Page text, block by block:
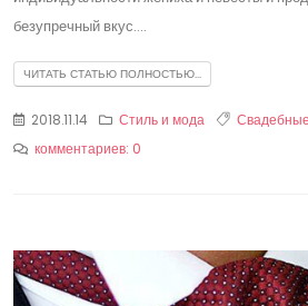
безупречный вкус....
ЧИТАТЬ СТАТЬЮ ПОЛНОСТЬЮ...
2018.11.14 Стиль и мода
комментариев: 0